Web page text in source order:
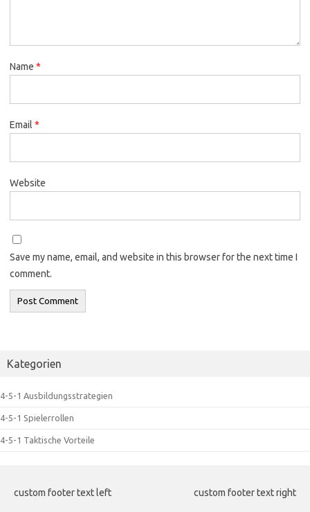
Name *
Email *
Website
Save my name, email, and website in this browser for the next time I
comment.
Kategorien
4-5-1 Ausbildungsstrategien
4-5-1 Spielerrollen
4-5-1 Taktische Vorteile
custom footer text left custom footer text right